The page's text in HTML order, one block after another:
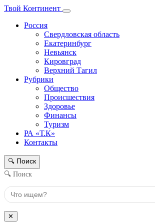
Твой Континент
Россия
Свердловская область
Екатеринбург
Невьянск
Кировград
Верхний Тагил
Рубрики
Общество
Происшествия
Здоровье
Финансы
Туризм
РА «Т.К»
Контакты
🔍 Поиск
🔍 Поиск
✕